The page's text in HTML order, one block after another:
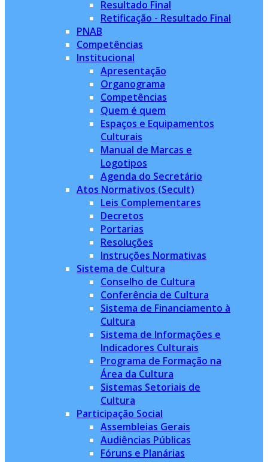
Resultado Final
Retificação - Resultado Final
PNAB
Competências
Institucional
Apresentação
Organograma
Competências
Quem é quem
Espaços e Equipamentos
Culturais
Manual de Marcas e
Logotipos
Agenda do Secretário
Atos Normativos (Secult)
Leis Complementares
Decretos
Portarias
Resoluções
Instruções Normativas
Sistema de Cultura
Conselho de Cultura
Conferência de Cultura
Sistema de Financiamento à
Cultura
Sistema de Informações e
Indicadores Culturais
Programa de Formação na
Área da Cultura
Sistemas Setoriais de
Cultura
Participação Social
Assembleias Gerais
Audiências Públicas
Fóruns e Planárias